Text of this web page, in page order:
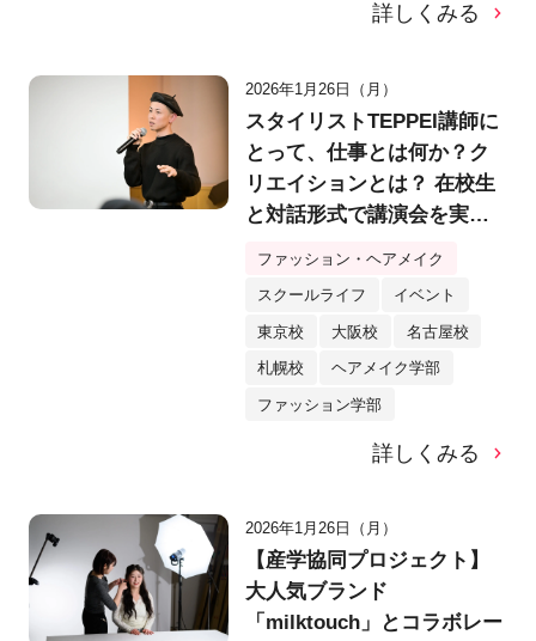
詳しくみる
2026年1月26日（月）
スタイリストTEPPEI講師に
とって、仕事とは何か？ク
リエイションとは？ 在校生
と対話形式で講演会を実
ファッション・ヘアメイク
スクールライフ イベント
東京校 大阪校 名古屋校
札幌校 ヘアメイク学部
ファッション学部
詳しくみる
2026年1月26日（月）
【産学協同プロジェクト】
大人気ブランド
「milktouch」とコラボレー